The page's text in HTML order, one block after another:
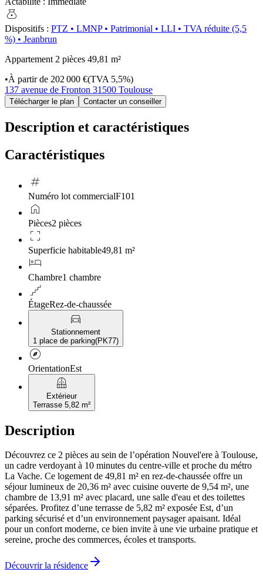
money_bag
Dispositifs : PTZ • LMNP• Patrimonial • LLI • TVA réduite (5,5
%) • Jeanbrun
Appartement 2 pièces 49,81 m²
•À partir de 202 000 €(TVA 5,5%)
137 avenue de Fronton 31500 Toulouse
Télécharger le plan Contacter un conseiller
Description et caractéristiques
Caractéristiques
tag
Numéro lot commercialF101
home
Pièces2 pièces
crop_free
Superficie habitable49,81 m²
hotel
Chambre1 chambre
floor
ÉtageRez-de-chaussée
directions_car
Stationnement
1 place de parking(PK77)
explore
OrientationEst
balcony
Extérieur
Terrasse 5,82 m²
Description
Découvrez ce 2 pièces au sein de l’opération Nouvel'ere à Toulouse,
un cadre verdoyant à 10 minutes du centre-ville et proche du métro
La Vache. Ce logement de 49,81 m² en rez-de-chaussée offre un
séjour lumineux de 20,36 m² avec cuisine ouverte de 9,54 m², une
chambre de 13,91 m² avec placard, une salle d'eau et des toilettes
séparées. Profitez d’une terrasse de 5,82 m² exposée Est, d’un
parking sécurisé et d’un environnement paysager apaisant. Idéal
pour un confort moderne, ce bien invite à une vie urbaine pratique et
sereine, proche des commerces, écoles et transports.
Découvrir la résidence